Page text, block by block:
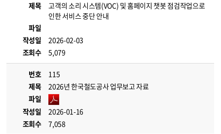
제목
고객의 소리 시스템(VOC) 및 홈페이지 챗봇 점검작업으로
인한 서비스 중단 안내
파일
작성일
2026-02-03
조회수
5,079
번호
115
제목
2026년 한국철도공사 업무보고 자료
파일
작성일
2026-01-16
조회수
7,058